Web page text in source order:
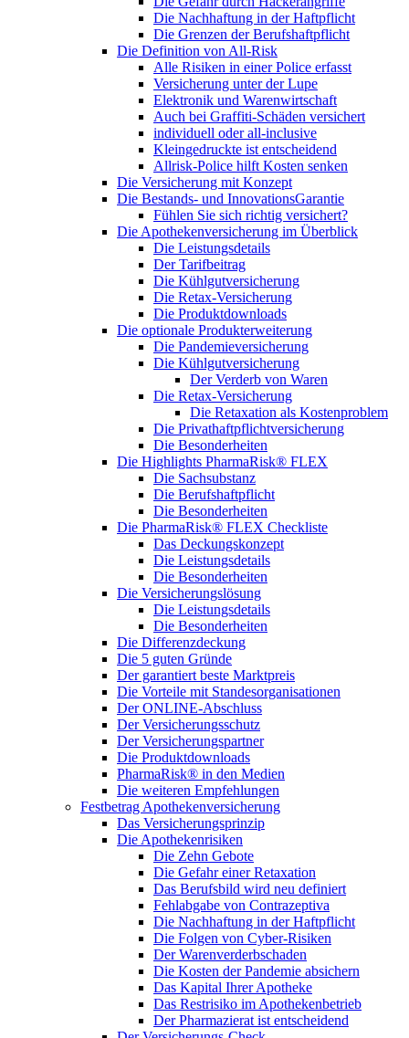
Die Nachhaftung in der Haftpflicht
Die Grenzen der Berufshaftpflicht
Die Definition von All-Risk
Alle Risiken in einer Police erfasst
Versicherung unter der Lupe
Elektronik und Warenwirtschaft
Auch bei Graffiti-Schäden versichert
individuell oder all-inclusive
Kleingedruckte ist entscheidend
Allrisk-Police hilft Kosten senken
Die Versicherung mit Konzept
Die Bestands- und InnovationsGarantie
Fühlen Sie sich richtig versichert?
Die Apothekenversicherung im Überblick
Die Leistungsdetails
Der Tarifbeitrag
Die Kühlgutversicherung
Die Retax-Versicherung
Die Produktdownloads
Die optionale Produkterweiterung
Die Pandemieversicherung
Die Kühlgutversicherung
Der Verderb von Waren
Die Retax-Versicherung
Die Retaxation als Kostenproblem
Die Privathaftpflichtversicherung
Die Besonderheiten
Die Highlights PharmaRisk® FLEX
Die Sachsubstanz
Die Berufshaftpflicht
Die Besonderheiten
Die PharmaRisk® FLEX Checkliste
Das Deckungskonzept
Die Leistungsdetails
Die Besonderheiten
Die Versicherungslösung
Die Leistungsdetails
Die Besonderheiten
Die Differenzdeckung
Die 5 guten Gründe
Der garantiert beste Marktpreis
Die Vorteile mit Standesorganisationen
Der ONLINE-Abschluss
Der Versicherungsschutz
Der Versicherungspartner
Die Produktdownloads
PharmaRisk® in den Medien
Die weiteren Empfehlungen
Festbetrag Apothekenversicherung
Das Versicherungsprinzip
Die Apothekenrisiken
Die Zehn Gebote
Die Gefahr einer Retaxation
Das Berufsbild wird neu definiert
Fehlabgabe von Contrazeptiva
Die Nachhaftung in der Haftpflicht
Die Folgen von Cyber-Risiken
Der Warenverderbschaden
Die Kosten der Pandemie absichern
Das Kapital Ihrer Apotheke
Das Restrisiko im Apothekenbetrieb
Der Pharmazierat ist entscheidend